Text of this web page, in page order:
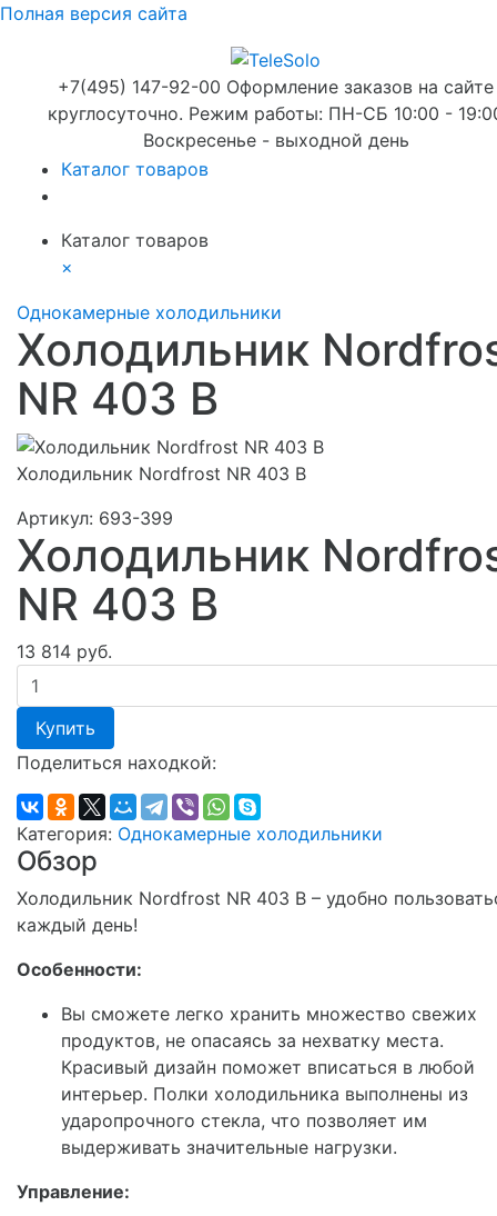
Полная версия сайта
+7(495) 147-92-00 Оформление заказов на сайте
круглосуточно. Режим работы: ПН-СБ 10:00 -
Воскресенье - выходной день
Каталог товаров
Каталог товаров
×
Однокамерные холодильники
Холодильник
NR 403 B
Холодильник Nordfrost NR 403 B
Артикул: 693-399
Холодильник
NR 403 B
13 814 руб.
Купить
Поделиться находкой:
Категория: Однокамерные холодильники
Обзор
Холодильник Nordfrost NR 403 В – удобно
каждый день!
Особенности:
Вы сможете легко хранить множество свежих
продуктов, не опасаясь за нехватку места.
Красивый дизайн поможет вписаться в любой
интерьер. Полки холодильника выполнены из
ударопрочного стекла, что позволяет им
выдерживать значительные нагрузки.
Управление: